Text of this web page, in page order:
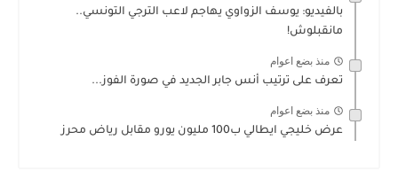
بالفيديو: يوسف الزواوي يهاجم لاعب الترجي التونسي..
مانقبلوش!
منذ بضع اعوام
تعرف على ترتيب أنس جابر الجديد في صورة الفوز...
منذ بضع اعوام
عرض خليجي ايطالي ب100 مليون يورو مقابل رياض محرز